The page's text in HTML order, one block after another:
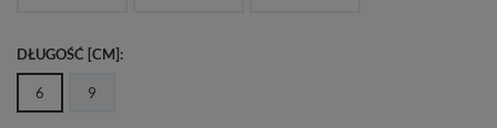
DŁUGOŚĆ [CM]
6 9